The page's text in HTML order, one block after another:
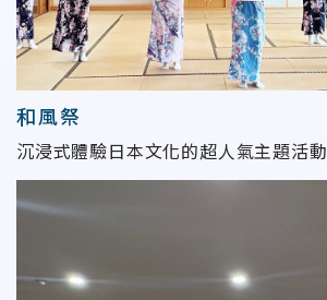
和風祭
沉浸式體驗日本文化的超人氣主題活動